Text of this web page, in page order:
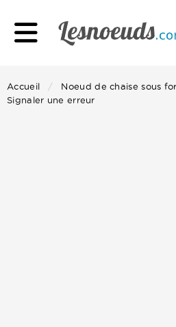
Accueil
Noeud de chaise sous
Signaler une erreur